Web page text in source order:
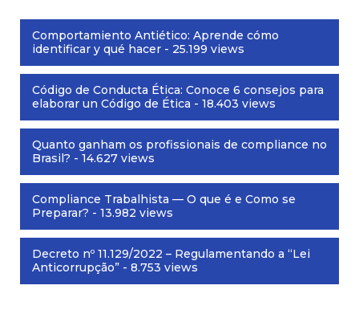
Comportamiento Antiético: Aprende cómo
identificar y qué hacer - 25.199 views
Código de Conducta Ética: Conoce 6 consejos para
elaborar un Código de Ética - 18.403 views
Quanto ganham os profissionais de compliance no
Brasil? - 14.627 views
Compliance Trabalhista — O que é e Como se
Preparar? - 13.982 views
Decreto nº 11.129/2022 – Regulamentando a “Lei
Anticorrupção” - 8.753 views